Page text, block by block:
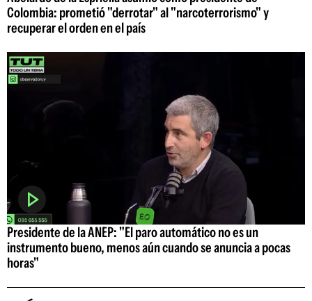
Colombia: prometió "derrotar" al "narcoterrorismo" y
recuperar el orden en el país
Presidente de la ANEP: "El paro automático no es un
instrumento bueno, menos aún cuando se anuncia a pocas
horas"